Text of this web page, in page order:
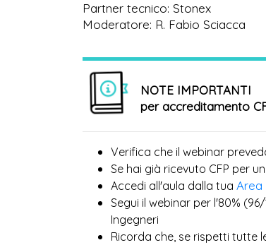
Partner tecnico: Stonex
Moderatore: R. Fabio Sciacca
NOTE IMPORTANTI
per accreditamento
Verifica che il webinar
Se hai già ricevuto CFP per
Accedi all'aula dalla tua Area
Segui il webinar per l'80%
Ingegneri
Ricorda che, se rispetti tutte